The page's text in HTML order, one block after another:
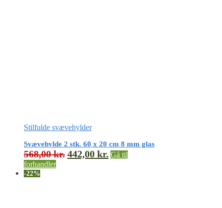
Stilfulde svævehylder
Svævehylde 2 stk. 60 x 20 cm 8 mm glas
568,00kr. 442,00 kr. Gå til
forhandler
-22%